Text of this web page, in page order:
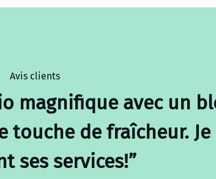
Avis clients
magnifique avec un
de fraîcheur. Je
ses services!”